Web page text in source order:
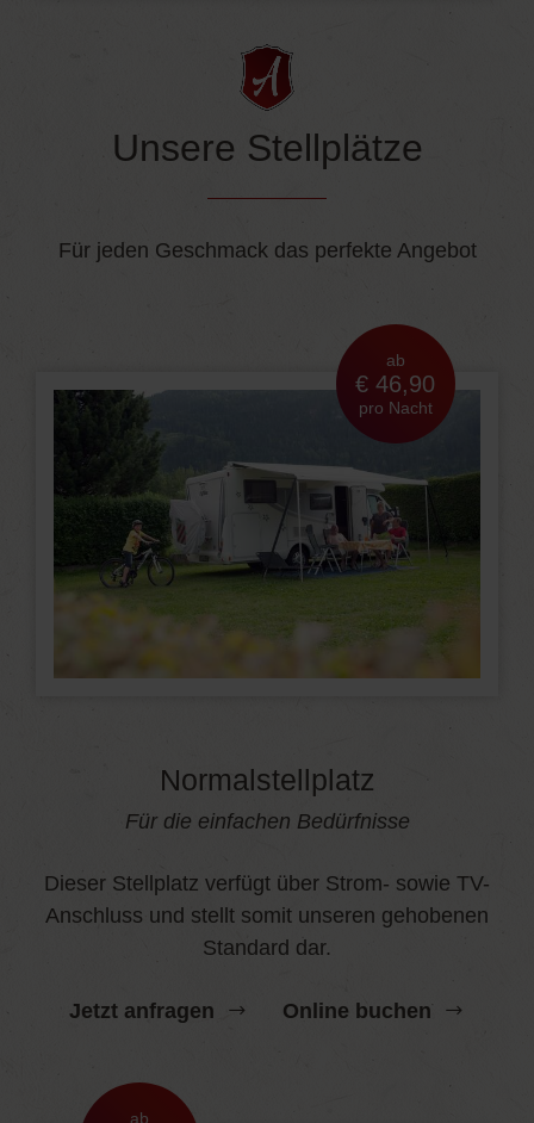
Unsere Stellplätze
Für jeden Geschmack das perfekte Angebot
Normalstellplatz
Für die einfachen Bedürfnisse
Dieser Stellplatz verfügt über Strom- sowie TV-
Anschluss und stellt somit unseren gehobenen
Standard dar.
Jetzt anfragen Online buchen
ab
€ 46,90
pro Nacht
ab